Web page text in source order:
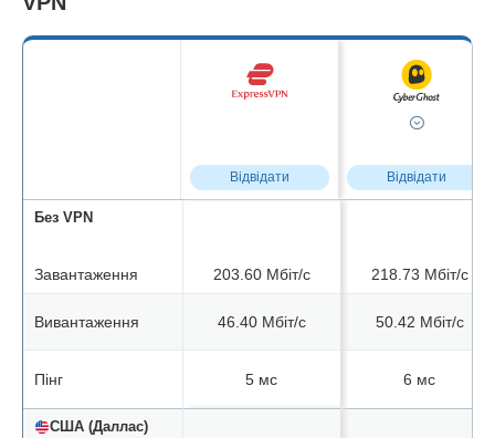
Відвідати Відвідати
Без VPN
Завантаження
Вивантаження
Пінг
США (Даллас)
203.60 Мбіт/с
46.40 Мбіт/с
5 мс
218.73 Мбіт/с
50.42 Мбіт/с
6 мс